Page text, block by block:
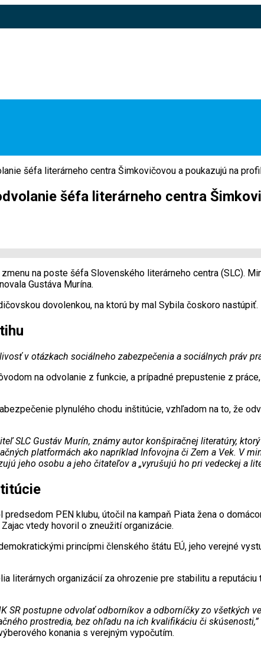
šéfa literárneho centra Šimkovičovou a poukazujú na
šéfa literárneho centra
na poste šéfa Slovenského literárneho centra (SLC).
Gustáva Murína.
dovolenkou, na ktorú by mal Sybila čoskoro nastúpiť.
v otázkach sociálneho zabezpečenia a sociálnych práv
na odvolanie z funkcie, a prípadné prepustenie z
plynulého chodu inštitúcie, vzhľadom na to, že
SLC Gustáv Murín, známy autor konšpiračnej literatúry,
platformách ako napríklad Infovojna či Zem a Vek. V
jeho osobu a jeho čitateľov a „vyrušujú ho pri vedeckej a
PEN klubu, útočil na kampaň Piata žena o
vtedy hovoril o zneužití organizácie.
princípmi členského štátu EÚ, jeho verejné
literárnych organizácií za ohrozenie pre stabilitu a
SR postupne odvolať odborníkov a odborníčky zo
prostredia, bez ohľadu na ich kvalifikáciu či skúsenosti,”
konania s verejným vypočutím.